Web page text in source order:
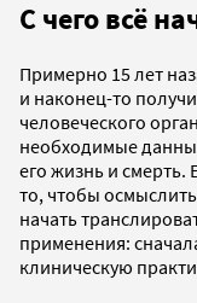
С чего всё
Примерно 15 лет
и наконец-то
человеческого
необходимые
его жизнь и смерть.
то, чтобы
начать
применения:
клиническую